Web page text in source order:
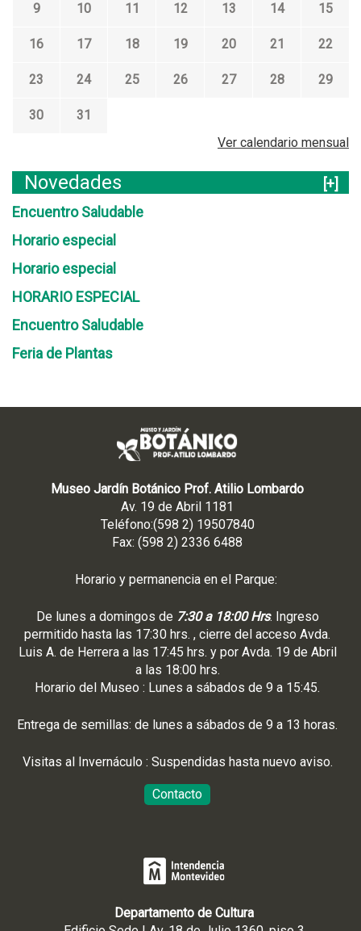
9 10 11 12 13 14 15
16 17 18 19 20 21 22
23 24 25 26 27 28 29
30
31
Ver calendario mensual
Novedades
[+]
Encuentro Saludable
Horario especial
Horario especial
HORARIO ESPECIAL
Encuentro Saludable
Feria de Plantas
Museo Jardín Botánico Prof. Atilio Lombardo
Av. 19 de Abril 1181
Teléfono:(598 2) 19507840
Fax: (598 2) 2336 6488
Horario y permanencia en el Parque:
De lunes a domingos de 7:30 a 18:00 Hrs. Ingreso
permitido hasta las 17:30 hrs. , cierre del acceso Avda.
Luis A. de Herrera a las 17:45 hrs. y por Avda. 19 de Abril
a las 18:00 hrs.
Horario del Museo : Lunes a sábados de 9 a 15:45.
Entrega de semillas: de lunes a sábados de 9 a 13 horas.
Visitas al Invernáculo : Suspendidas hasta nuevo aviso.
Contacto
Departamento de Cultura